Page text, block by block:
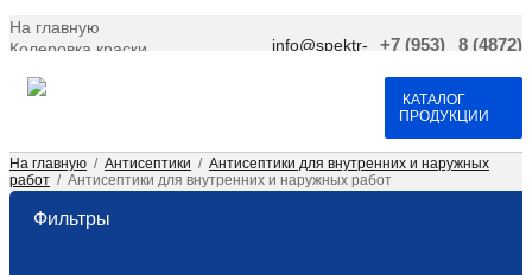
На главную
Колеровка краски
Договор оферта
info@spektr-
+7 (953)
8 (4872)
КАТАЛОГ
ПРОДУКЦИИ
На главную / Антисептики / Антисептики для внутренних и наружных
работ / Антисептики для внутренних и наружных работ
Фильтры